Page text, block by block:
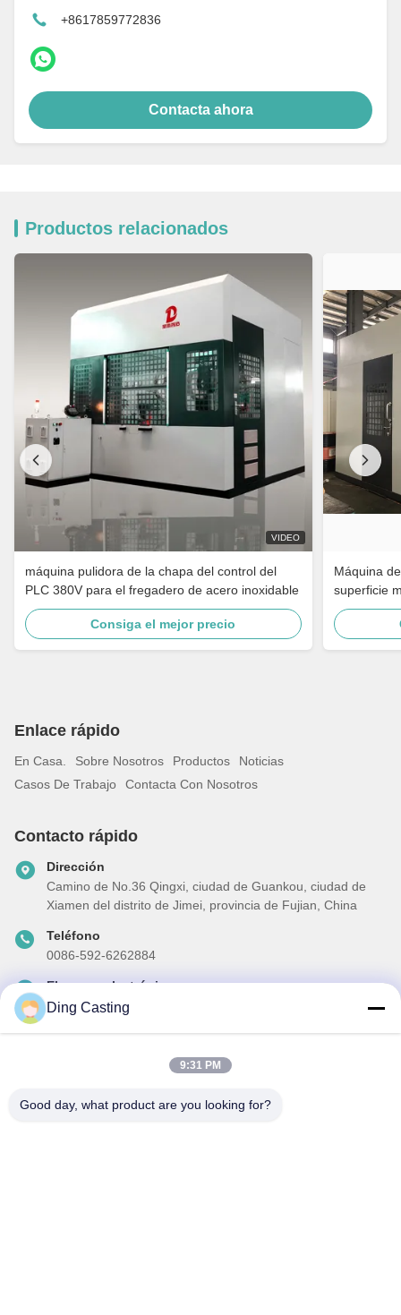
+8617859772836
Contacta ahora
Productos relacionados
VIDEO
máquina pulidora de la chapa del control del
PLC 380V para el fregadero de acero inoxidable
Consiga el mejor precio
Máquina
superficie
grifo de
inoxidable
Enlace rápido
En Casa. Sobre Nosotros Productos
Noticias
Casos De Trabajo
Contacta Con Nosotros
Contacto rápido
Dirección
Camino de No.36 Qingxi, ciudad de Guankou, ciudad de
Xiamen del distrito de Jimei, provincia de Fujian, China
Teléfono
0086-592-6262884
El correo electrónico
dzivy@idzxm.cn
Suscríbete a nuestro boletín para obtener descuentos y más.
Ding Casting
9:31 PM
Good day, what product are you looking for?